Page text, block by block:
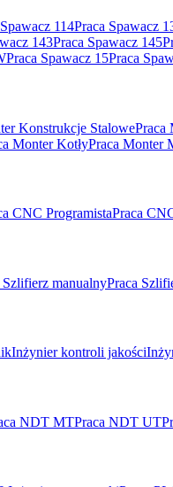
114Praca Spawacz
143Praca Spawacz 145
Praca Spawacz 15Praca
Konstrukcje StalowePraca
Monter KotłyPraca Monter
CNC ProgramistaPraca
Szlifierz manualnyPraca
Inżynier kontroli jakości
NDT MTPraca NDT UT